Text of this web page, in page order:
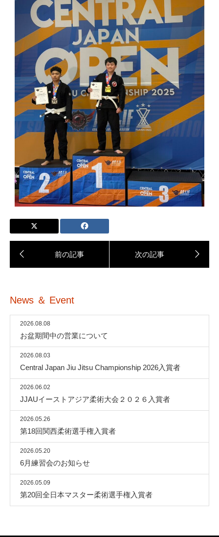
News ＆ Event
2026.08.08
お盆期間中の営業について
2026.08.03
Central Japan Jiu Jitsu Championship 2026入賞者
2026.06.02
JJAUイーストアジア柔術大会２０２６入賞者
2026.05.26
第18回関西柔術選手権入賞者
2026.05.20
6月練習会のお知らせ
2026.05.09
第20回全日本マスター柔術選手権入賞者